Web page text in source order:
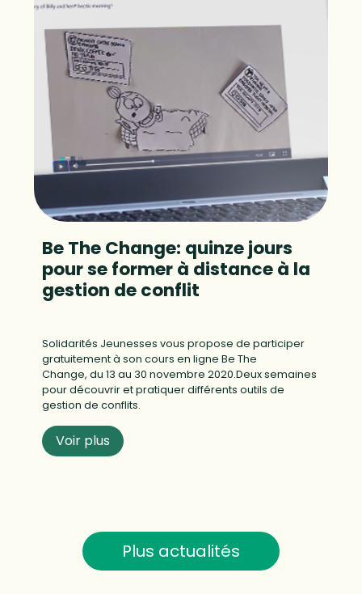
Be The Change: quinze jours
pour se former à distance à la
gestion de conflit
Solidarités Jeunesses vous propose de participer
gratuitement à son cours en ligne Be The
Change, du 13 au 30 novembre 2020.Deux semaines
pour découvrir et pratiquer différents outils de
gestion de conflits.
Voir plus
Plus actualités